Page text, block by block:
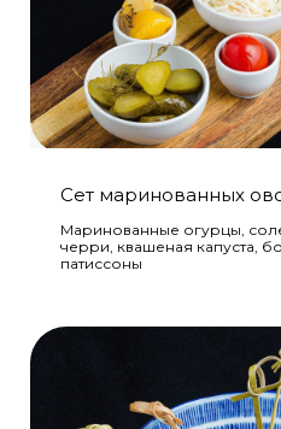
Сет маринованных
Маринованные огурцы,
черри, квашеная капуста,
патиссоны